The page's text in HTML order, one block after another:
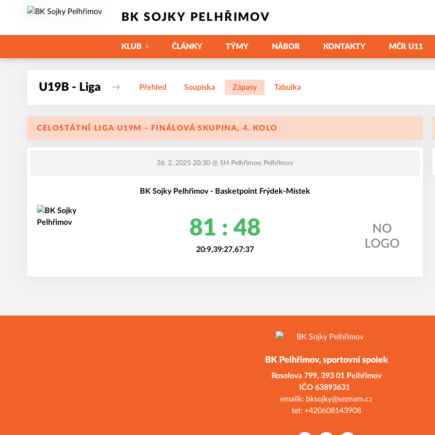
BK SOJKY PELHŘIMOV
KLUB ČLÁNKY TÝMY NÁBOR KONTAKTY MČR U11
U19B - Liga Přehled Soupiska Zápasy Tabulka
CELOSTÁTNÍ LIGA U19M - FINÁLOVÁ SKUPINA, 4. KOLO
26. 2. 2025 20:30@ SH Pelhřimov, Pelhřimov
BK Sojky Pelhřimov - Basketpoint Frýdek-Místek
81 : 48
20:9,39:27,67:37
BK Pelhřimov, sportovní spolek
Rosolova 799, 393 01 Pelhřimov
IČO
emailk: bksojky@seznam.cz
tel: +420608143908